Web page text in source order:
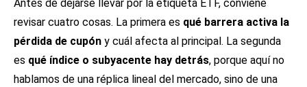
Antes de dejarse llevar por la etiqueta ETF, conviene
revisar cuatro cosas. La primera es qué barrera activa la
pérdida de cupón y cuál afecta al principal. La segunda
es qué índice o subyacente hay detrás, porque aquí no
hablamos de una réplica lineal del mercado, sino de una